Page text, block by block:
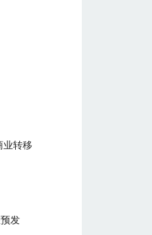
转移
发